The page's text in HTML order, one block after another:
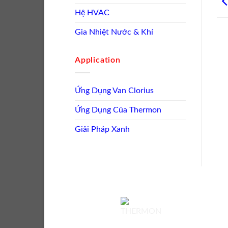
Hệ HVAC
Gia Nhiệt Nước & Khí
Application
Ứng Dụng Van Clorius
Ứng Dụng Của Thermon
Giải Pháp Xanh